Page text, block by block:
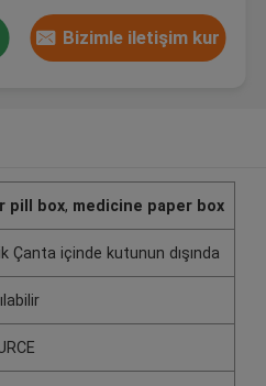
Bizimle iletişim kur
pill box, medicine paper box
Çanta içinde kutunun dışında